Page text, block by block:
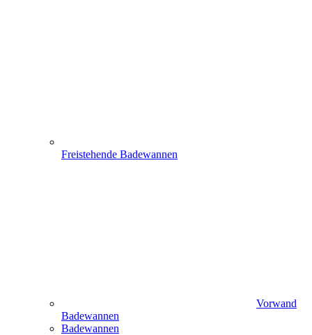
Freistehende Badewannen
Vorwand
Badewannen
Badewannen